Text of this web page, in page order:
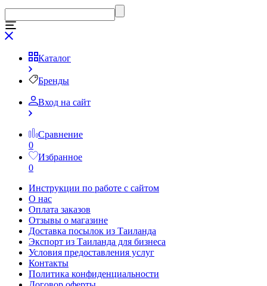
Каталог
Бренды
Вход на сайт
Сравнение
0
Избранное
0
Инструкции по работе с сайтом
О нас
Оплата заказов
Отзывы о магазине
Доставка посылок из Таиланда
Экспорт из Таиланда для бизнеса
Условия предоставления услуг
Контакты
Политика конфиденциальности